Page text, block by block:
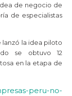
de negocio de
de especialistas
la idea piloto
se obtuvo 12
en la etapa de
peru-no-